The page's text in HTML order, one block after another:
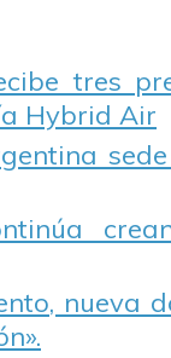
tres
Hybrid Air
nueva